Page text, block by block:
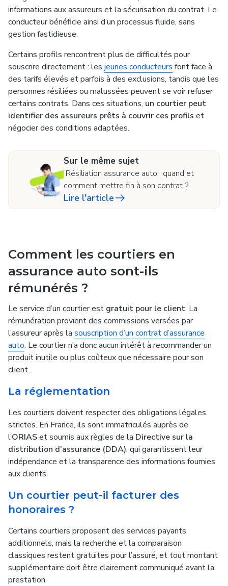
informations aux assureurs et la sécurisation du contrat. Le
conducteur bénéficie ainsi d’un processus fluide, sans
gestion fastidieuse.
Certains profils rencontrent plus de difficultés pour
souscrire directement : les jeunes conducteurs font face à
des tarifs élevés et parfois à des exclusions, tandis que les
personnes résiliées ou malussées peuvent se voir refuser
certains contrats. Dans ces situations, un courtier peut
identifier des assureurs prêts à couvrir ces profils et
négocier des conditions adaptées.
Sur le même sujet
Résiliation assurance auto : quand et
comment mettre fin à son contrat ?
Lire l'article
Comment les courtiers en
assurance auto sont-ils
rémunérés ?
Le service d’un courtier est gratuit pour le client. La
rémunération provient des commissions versées par
l’assureur après la souscription d’un contrat d’assurance
auto. Le courtier n’a donc aucun intérêt à recommander un
produit inutile ou plus coûteux que nécessaire pour son
client.
La réglementation
Les courtiers doivent respecter des obligations légales
strictes. En France, ils sont immatriculés auprès de
l’ORIASet soumis aux règles de la Directive sur la
distribution d’assurance (DDA), qui garantissent leur
indépendance et la transparence des informations fournies
aux clients.
Un courtier peut-il facturer des
honoraires ?
Certains courtiers proposent des services payants
additionnels, mais la recherche et la comparaison
classiques restent gratuites pour l’assuré, et tout montant
supplémentaire doit être clairement communiqué avant la
prestation.